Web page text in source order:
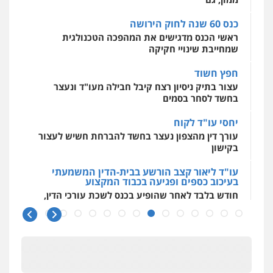
כנס 60 שנה לחוק הירושה
ראשי הכנס מדגישים את המהפכה הטכנולגית
שמחייבת שינויי חקיקה
חפץ חשוד
עצור בתיק ניסיון רצח קיבל חבילה מעו"ד ונעצר
בחשד לסחר בסמים
יחסי עו"ד לקוח
עורך דין מהצפון נעצר בחשד להברחת חשיש לעצור
בקישון
עו"ד ליאור קצב הורשע בבית-הדין המשמעתי
בעיכוב כספים ופגיעה בכבוד המקצוע
חודש בלבד לאחר שהופיע בכנס לשכת עורכי הדין,
קצב הורשע